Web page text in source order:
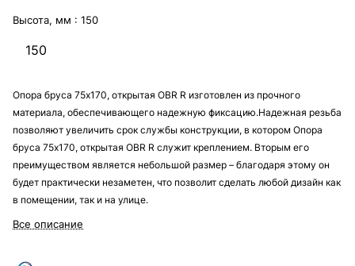
Высота, мм : 150
150
Опора бруса 75х170, открытая OBR R изготовлен из прочного
материала, обеспечивающего надежную фиксацию.Надежная резьба
позволяют увеличить срок службы конструкции, в котором Опора
бруса 75х170, открытая OBR R служит креплением. Вторым его
преимуществом является небольшой размер – благодаря этому он
будет практически незаметен, что позволит сделать любой дизайн как
в помещении, так и на улице.
Все описание